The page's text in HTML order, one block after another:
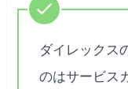
ダイレックス
のはサービス